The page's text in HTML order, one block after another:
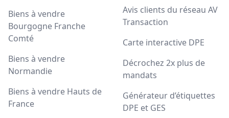
Biens à vendre
Bourgogne Franche
Comté
Biens à vendre
Normandie
Biens à vendre Hauts de
France
Avis clients du réseau AV
Transaction
Carte interactive DPE
Décrochez 2x plus de
mandats
Générateur d’étiquettes
DPE et GES